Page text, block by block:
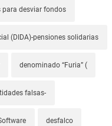
para desviar fondos
(DIDA)-pensiones solidarias
denominado “Furia” (
falsas-
desfalco